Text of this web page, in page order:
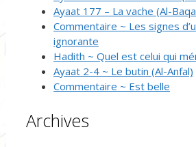
Ayaat 177 – La vache (Al-
Commentaire ~ Les signes
ignorante
Hadith ~ Quel est celui qui
Ayaat 2-4 ~ Le butin (Al-Anfal)
Commentaire ~ Est belle
Archives